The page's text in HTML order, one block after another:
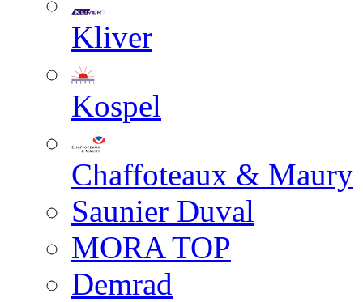
Kliver
Kospel
Chaffoteaux & Maury
Saunier Duval
MORA TOP
Demrad